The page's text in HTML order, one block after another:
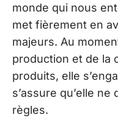
monde qui nous
met fièrement en
majeurs. Au
production et de la
produits, elle
s’assure qu’elle
règles.